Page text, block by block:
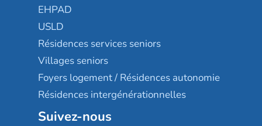
EHPAD
USLD
Résidences services seniors
Villages seniors
Foyers logement / Résidences autonomie
Résidences intergénérationnelles
Suivez-nous